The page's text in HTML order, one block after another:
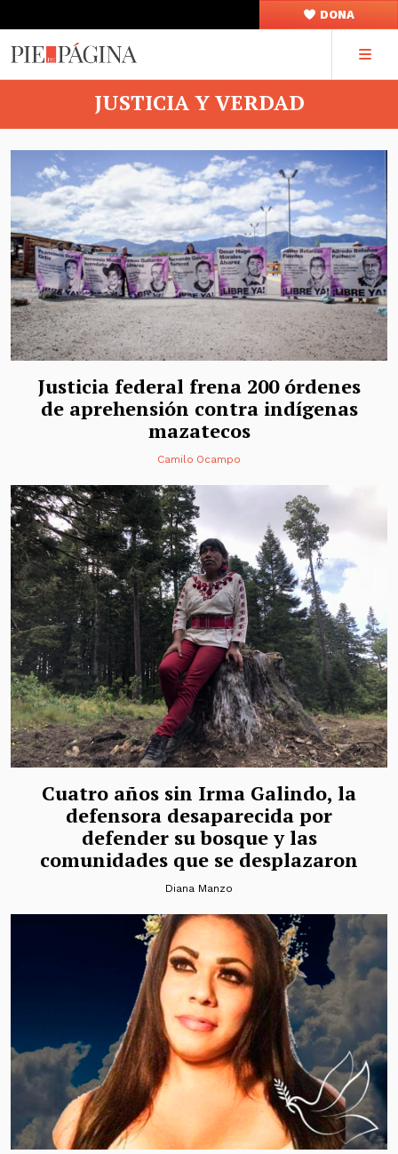
DONA
JUSTICIA Y VERDAD
Justicia federal frena 200 órdenes
de aprehensión contra indígenas
mazatecos
Camilo Ocampo
Cuatro años sin Irma Galindo, la
defensora desaparecida por
defender su bosque y las
comunidades que se desplazaron
Diana Manzo